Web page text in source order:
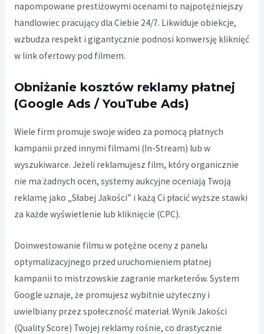
napompowane prestiżowymi ocenami to najpotężniejszy
handlowiec pracujący dla Ciebie 24/7. Likwiduje obiekcje,
wzbudza respekt i gigantycznie podnosi konwersję kliknięć
w link ofertowy pod filmem.
Obniżanie kosztów reklamy płatnej
(Google Ads / YouTube Ads)
Wiele firm promuje swoje wideo za pomocą płatnych
kampanii przed innymi filmami (In-Stream) lub w
wyszukiwarce. Jeżeli reklamujesz film, który organicznie
nie ma żadnych ocen, systemy aukcyjne oceniają Twoją
reklamę jako „Słabej Jakości” i każą Ci płacić wyższe stawki
za każde wyświetlenie lub kliknięcie (CPC).
Doinwestowanie filmu w potężne oceny z panelu
optymalizacyjnego przed uruchomieniem płatnej
kampanii to mistrzowskie zagranie marketerów. System
Google uznaje, że promujesz wybitnie użyteczny i
uwielbiany przez społeczność materiał. Wynik Jakości
(Quality Score) Twojej reklamy rośnie, co drastycznie